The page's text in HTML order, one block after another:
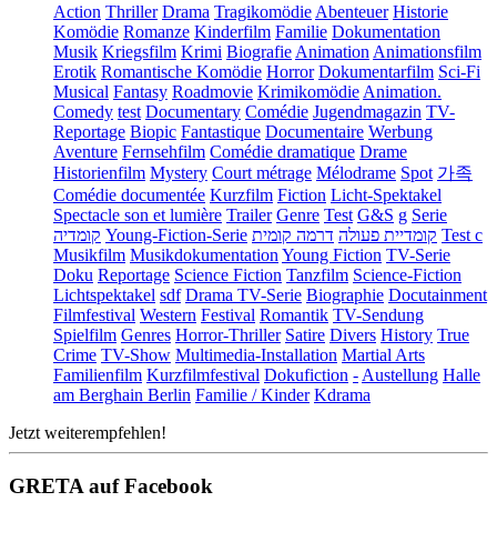
Action Thriller Drama Tragikomödie Abenteuer Historie
Komödie Romanze Kinderfilm Familie Dokumentation
Musik Kriegsfilm Krimi Biografie Animation Animationsfilm
Erotik Romantische Komödie Horror Dokumentarfilm Sci-Fi
Musical Fantasy Roadmovie Krimikomödie Animation.
Comedy test Documentary Comédie Jugendmagazin TV-
Reportage Biopic Fantastique Documentaire Werbung
Aventure Fernsehfilm Comédie dramatique Drame
Historienfilm Mystery Court métrage Mélodrame Spot 가족
Comédie documentée Kurzfilm Fiction Licht-Spektakel
Spectacle son et lumière Trailer Genre Test G&S g Serie
קומדיה Young-Fiction-Serie קומדיית פעולה דרמה קומית
Test c
Musikfilm Musikdokumentation Young Fiction TV-Serie
Doku Reportage Science Fiction Tanzfilm Science-Fiction
Lichtspektakel sdf Drama TV-Serie Biographie Docutainment
Filmfestival Western Festival Romantik TV-Sendung
Spielfilm Genres Horror-Thriller Satire Divers History True
Crime TV-Show Multimedia-Installation Martial Arts
Familienfilm Kurzfilmfestival Dokufiction - Austellung Halle
am Berghain Berlin Familie / Kinder Kdrama
Jetzt weiterempfehlen!
GRETA auf Facebook